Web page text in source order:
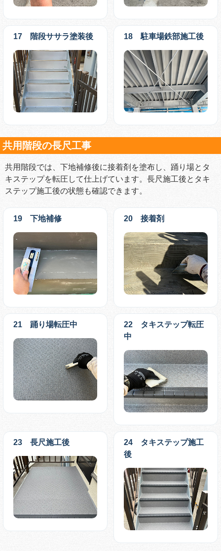
17 階段ササラ塗装後 18 駐車場鉄部施工後
共用階段の長尺工事
共用階段では、下地補修後に接着剤を塗布し、踊り場とタ
キステップを転圧して仕上げています。長尺施工後とタキ
ステップ施工後の状態も確認できます。
19 下地補修 20 接着剤
21 踊り場転圧中
22 タキステップ転圧
中
23 長尺施工後
24 タキステップ施工
後